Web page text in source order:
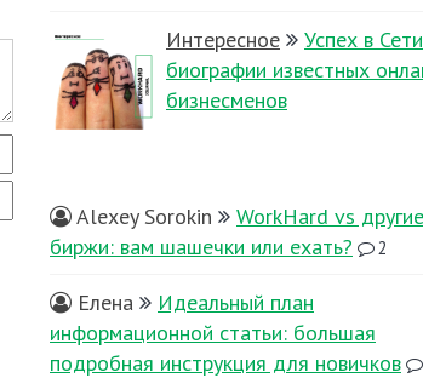
Интересное
Успех в
биографии известных
бизнесменов
Alexey Sorokin
WorkHard vs другие
биржи: вам шашечки или ехать?
2
Елена
Идеальный план
информационной статьи: большая
подробная инструкция для новичков